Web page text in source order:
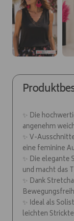
✨ Die
angenehm
✨ V-
eine feminine
✨ Die
und macht das
✨ Dank
✨ Ideal als
leichten